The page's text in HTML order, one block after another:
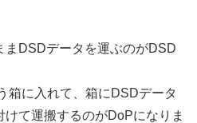
まDSDデータを運ぶのがDSD
箱に入れて、箱にDSDデータ
て運搬するのがDoPになりま